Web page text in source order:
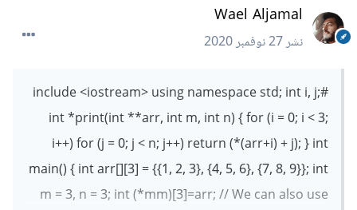
Wael Aljamal
نشر27 نوفمبر 2020
#include <iostream> using namespace std; int i, j;
int *print(int **arr, int m, int n) { for (i = 0; i < 3;
i++) for (j = 0; j < n; j++) return (*(arr+i) + j); } int
main() { int arr[][3] = {{1, 2, 3}, {4, 5, 6}, {7, 8, 9}}; int
m = 3, n = 3; int (*mm)[3]=arr; // We can also use